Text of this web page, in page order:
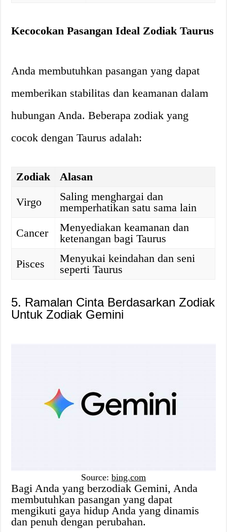
Kecocokan Pasangan Ideal Zodiak Taurus
Anda membutuhkan pasangan yang dapat
memberikan stabilitas dan keamanan dalam
hubungan Anda. Beberapa zodiak yang
cocok dengan Taurus adalah:
Zodiak
Alasan
Virgo
Saling menghargai dan
memperhatikan satu sama lain
Cancer
Menyediakan keamanan dan
ketenangan bagi Taurus
Pisces
Menyukai keindahan dan seni
seperti Taurus
5. Ramalan Cinta Berdasarkan Zodiak
Untuk Zodiak Gemini
Source: bing.com
Bagi Anda yang berzodiak Gemini, Anda
membutuhkan pasangan yang dapat
mengikuti gaya hidup Anda yang dinamis
dan penuh dengan perubahan.